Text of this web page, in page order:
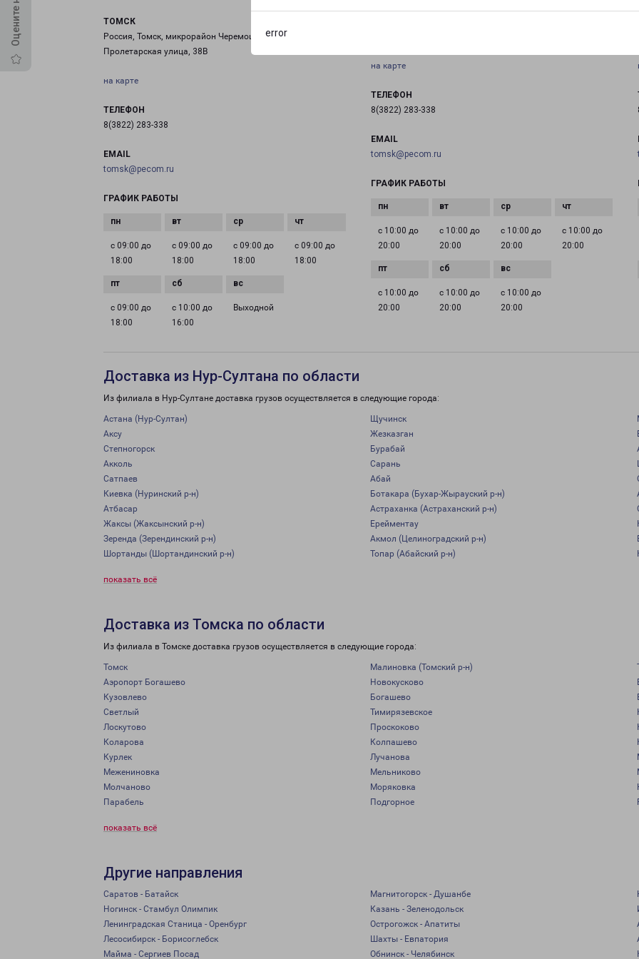
error
ТОМСК
Россия, Томск, микрорайон Черемошники,
Пролетарская улица, 38В
на карте
ТЕЛЕФОН
8(3822) 283-338
EMAIL
tomsk@pecom.ru
ГРАФИК РАБОТЫ
с 09:00 до
18:00
с 09:00 до
18:00
с 09:00 до
18:00
с 09:00 до
18:00
с 09:00 до
18:00
с 10:00 до
16:00
Выходной
на карте
ТЕЛЕФОН
8(3822) 283-338
EMAIL
tomsk@pecom.ru
ГРАФИК РАБОТЫ
с 10:00 до
20:00
с 10:00 до
20:00
с 10:00 до
20:00
с 10:00 до
20:00
с 10:00 до
20:00
с 10:00 до
20:00
с 10:00 до
20:00
Доставка из Нур-Султана по области
Из филиала в Нур-Султане доставка грузов осуществляется в следующие города:
Астана (Нур-Султан) Щучинск
Аксу
Жезказган
Степногорск
Бурабай
Акколь
Сарань
Сатпаев
Абай
Киевка (Нуринский р-н)
Ботакара (Бухар-Жырауский р-н)
Атбасар
Астраханка (Астраханский р-н)
Жаксы (Жаксынский р-н)
Ерейментау
Зеренда (Зерендинский р-н)
Акмол (Целиноградский р-н)
Шортанды (Шортандинский р-н)
Топар (Абайский р-н)
показать всё
Доставка из Томска по области
Из филиала в Томске доставка грузов осуществляется в следующие города:
Томск Малиновка (Томский р-н)
Аэропорт Богашево
Новокусково
Кузовлево
Богашево
Светлый
Тимирязевское
Лоскутово
Проскоково
Коларова
Колпашево
Курлек
Лучанова
Межениновка
Мельниково
Молчаново
Моряковка
Парабель
Подгорное
показать всё
Другие направления
Саратов - Батайск Магнитогорск - Душанбе
Ногинск - Стамбул Олимпик
Казань - Зеленодольск
Ленинградская Станица - Оренбург
Острогожск - Апатиты
Лесосибирск - Борисоглебск
Шахты - Евпатория
Майма - Сергиев Посад
Обнинск - Челябинск